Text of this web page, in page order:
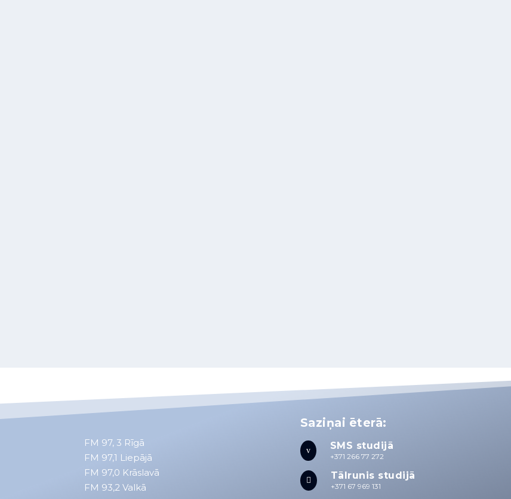
FM 97, 3 Rīgā
FM 97,1 Liepājā
FM 97,0 Krāslavā
FM 93,2 Valkā
Saziņai ēterā:
v SMS studijā
+371 266 77 272
 Tālrunis studijā
+371 67 969 131